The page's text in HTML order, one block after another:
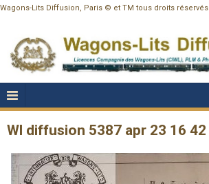
Wagons-Lits Diffusion, Paris © et TM tous droits réservés
Wl diffusion 5387 apr 23 16 42